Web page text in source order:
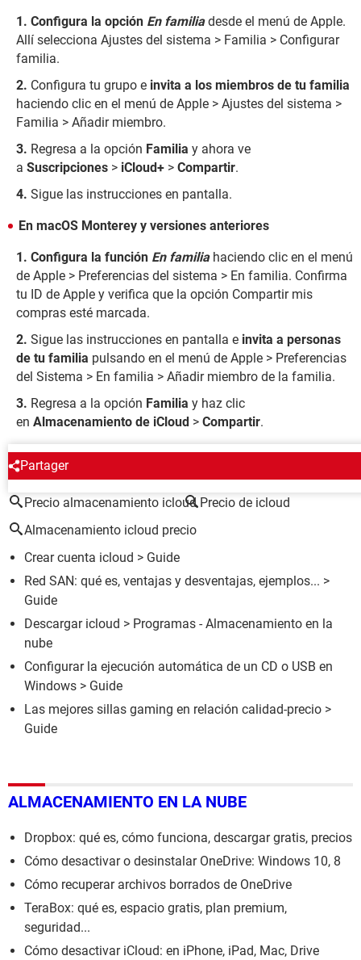
Configura la opción En familiadesde el menú de Apple.
Allí selecciona Ajustes del sistema > Familia > Configurar
familia.
Configura tu grupo e invita a los miembros de tu familia
haciendo clic en el menú de Apple > Ajustes del sistema >
Familia > Añadir miembro.
Regresa a la opción Familia y ahora ve
a Suscripciones > iCloud+ > Compartir.
Sigue las instrucciones en pantalla.
En macOS Monterey y versiones anteriores
Configura la función En familiahaciendo clic en el menú
de Apple > Preferencias del sistema > En familia. Confirma
tu ID de Apple y verifica que la opción Compartir mis
compras esté marcada.
Sigue las instrucciones en pantalla e invita a personas
de tu familia pulsando en el menú de Apple > Preferencias
del Sistema > En familia > Añadir miembro de la familia.
Regresa a la opción Familia y haz clic
en Almacenamiento de iCloud > Compartir.
Partager
ALREDEDOR DEL MISMO TEMA
Precio almacenamiento icloud Precio de icloud
Almacenamiento icloud precio
Crear cuenta icloud > Guide
Red SAN: qué es, ventajas y desventajas, ejemplos... >
Guide
Descargar icloud > Programas - Almacenamiento en la
nube
Configurar la ejecución automática de un CD o USB en
Windows > Guide
Las mejores sillas gaming en relación calidad-precio >
Guide
ALMACENAMIENTO EN LA NUBE
Dropbox: qué es, cómo funciona, descargar gratis, precios
Cómo desactivar o desinstalar OneDrive: Windows 10, 8
Cómo recuperar archivos borrados de OneDrive
TeraBox: qué es, espacio gratis, plan premium,
seguridad...
Cómo desactivar iCloud: en iPhone, iPad, Mac, Drive